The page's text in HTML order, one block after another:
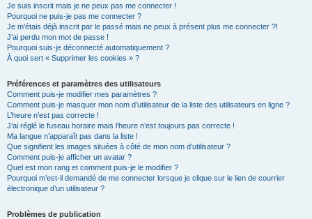
Je suis inscrit mais je ne peux pas me connecter !
Pourquoi ne puis-je pas me connecter ?
Je m’étais déjà inscrit par le passé mais ne peux à présent plus me connecter ?!
J’ai perdu mon mot de passe !
Pourquoi suis-je déconnecté automatiquement ?
À quoi sert « Supprimer les cookies » ?
Préférences et paramètres des utilisateurs
Comment puis-je modifier mes paramètres ?
Comment puis-je masquer mon nom d’utilisateur de la liste des utilisateurs en ligne ?
L’heure n’est pas correcte !
J’ai réglé le fuseau horaire mais l’heure n’est toujours pas correcte !
Ma langue n’apparaît pas dans la liste !
Que signifient les images situées à côté de mon nom d’utilisateur ?
Comment puis-je afficher un avatar ?
Quel est mon rang et comment puis-je le modifier ?
Pourquoi m’est-il demandé de me connecter lorsque je clique sur le lien de courrier
électronique d’un utilisateur ?
Problèmes de publication